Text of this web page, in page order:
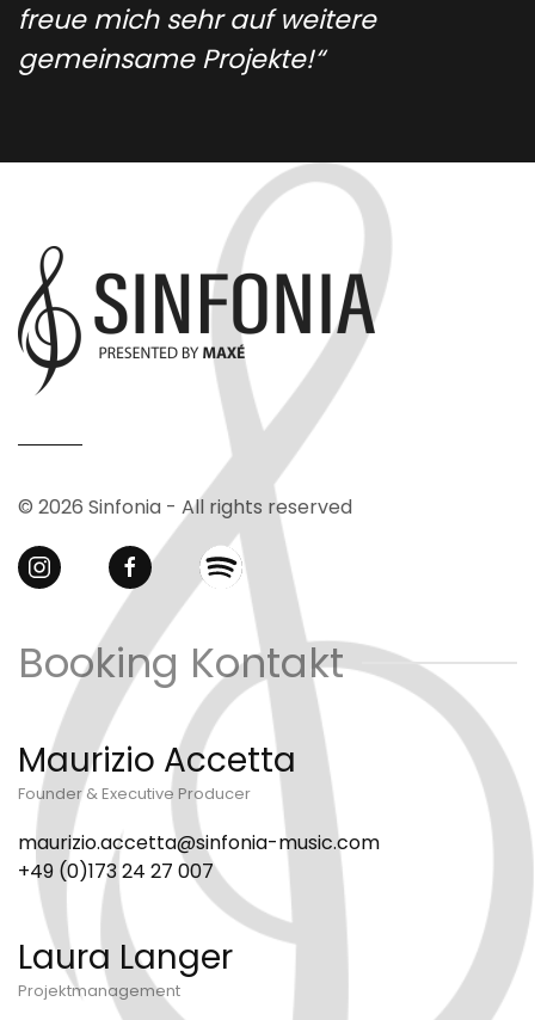
freue mich sehr auf weitere
gemeinsame Projekte!“
© 2026 Sinfonia - All rights reserved
Booking Kontakt
Maurizio Accetta
Founder & Executive Producer
maurizio.accetta@sinfonia-music.com
+49 (0)173 24 27 007
Laura Langer
Projektmanagement